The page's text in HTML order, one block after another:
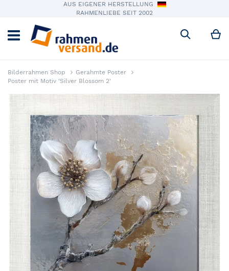
AUS EIGENER HERSTELLUNG
RAHMENLIEBE SEIT 2002
Suche
Bilderrahmen Shop
Gerahmte Poster
Poster mit Motiv 'Silver Blossom 2'
Zum Ende der Bildergalerie springen